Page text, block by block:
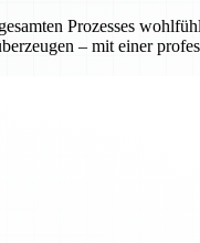
Prozesses
– mit einer